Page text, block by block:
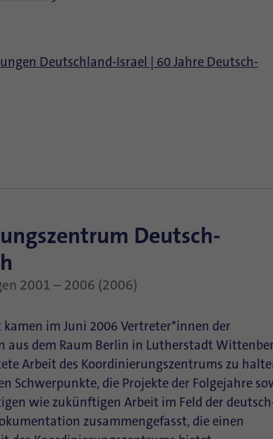
Deutschland-Israel | 60 Jahre Deutsch-
Deutsch-
2001 – 2006 (2006)
im Juni 2006 Vertreter*innen der
dem Raum Berlin in Lutherstadt
Arbeit des Koordinierungszentrums zu
Schwerpunkte, die Projekte der Folgejahre
wie zukünftigen Arbeit im Feld der
zusammengefasst, die einen